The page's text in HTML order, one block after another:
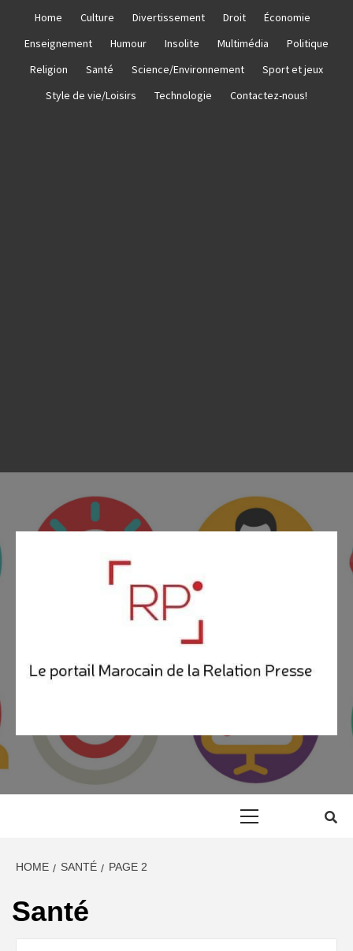
content
Home Culture Divertissement Droit
Économie
Enseignement
Humour Insolite Multimédia
Politique
Religion
Santé Science/Environnement
Sport et jeux
Style de vie/Loisirs
Technologie Contactez-nous!
RP MAROC
RELATION PRESSE MAROC & COMMUNIQUÉ DE PRESSE
MAROC
HOME SANTÉ PAGE 2
Santé